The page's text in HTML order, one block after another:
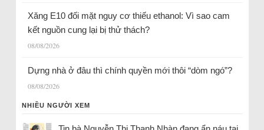
Xăng E10 đối mặt nguy cơ thiếu ethanol: Vì sao cam
kết nguồn cung lại bị thử thách?
08/08/2026
Dựng nhà ở đâu thì chính quyền mới thôi “dòm ngó”?
08/08/2026
NHIỀU NGƯỜI XEM